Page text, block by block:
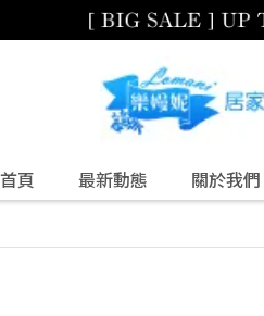
首頁 最新動態 關於我們